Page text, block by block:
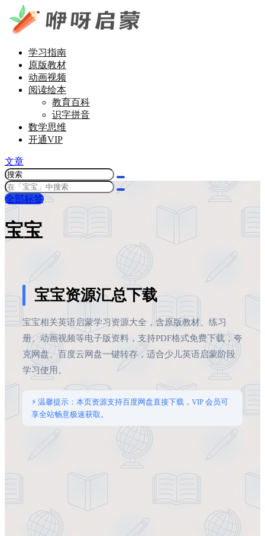
学习指南
原版教材
动画视频
阅读绘本
教育百科
识字拼音
数学思维
开通VIP
文章
全部标签
宝宝
宝宝资源汇总下载
宝宝相关英语启蒙学习资源大全，含原版教材、练习
册、动画视频等电子版资料，支持PDF格式免费下载，夸
克网盘、百度云网盘一键转存，适合少儿英语启蒙阶段
学习使用。
⚡ 温馨提示：本页资源支持百度网盘直接下载，VIP 会员可
享全站畅意极速获取。